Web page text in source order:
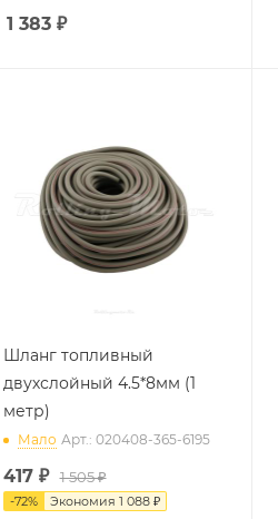
1 383₽
Шланг топливный
двухслойный 4.5*8мм (1
метр)
Мало Арт.: 020408-365-6195
417₽ 1 505 ₽
-72% Экономия 1 088 ₽